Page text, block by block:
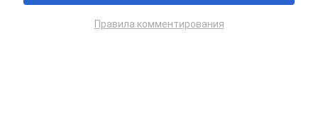
Правила комментирования